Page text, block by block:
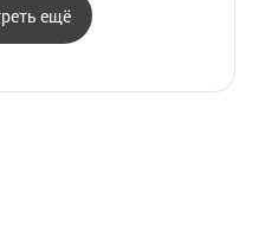
ещё